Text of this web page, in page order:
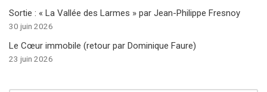
Sortie : « La Vallée des Larmes » par Jean-Philippe Fresnoy
30 juin 2026
Le Cœur immobile (retour par Dominique Faure)
23 juin 2026